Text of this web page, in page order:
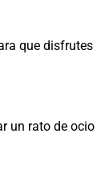
que disfrutes
un rato de ocio